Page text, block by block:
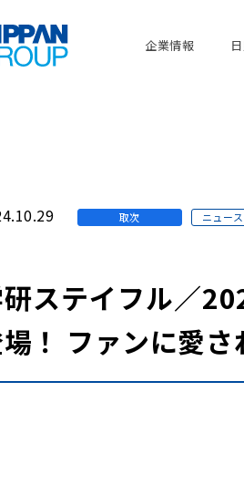
企業情報
取次 ニュー
ステイフル／
！ ファンに愛さ